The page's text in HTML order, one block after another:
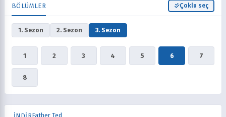
BÖLÜMLER Çoklu seç
1. Sezon 2. Sezon 3. Sezon
1 2 3 4 5 6 7
8
İNDİRFather Ted